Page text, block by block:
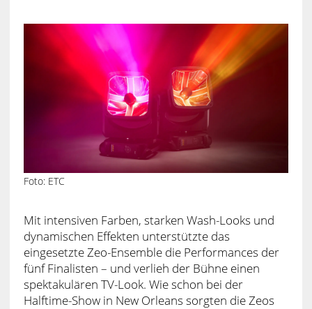
Foto: ETC
Mit intensiven Farben, starken Wash-Looks und
dynamischen Effekten unterstützte das
eingesetzte Zeo-Ensemble die Performances der
fünf Finalisten – und verlieh der Bühne einen
spektakulären TV-Look. Wie schon bei der
Halftime-Show in New Orleans sorgten die Zeos